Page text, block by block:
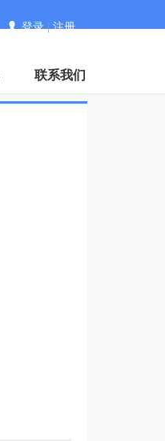
登录|注册
联系我们